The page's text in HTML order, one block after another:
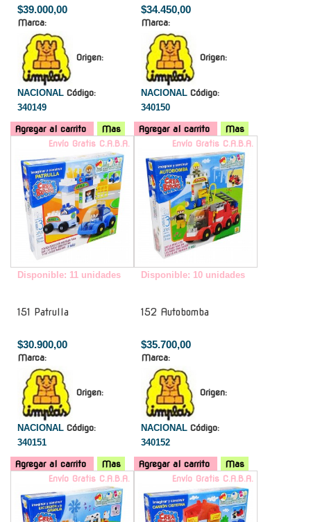
$39.000,00
Marca:
Origen:
NACIONAL Código:
340149
Agregar al carrito Mas
$34.450,00
Marca:
Origen:
NACIONAL Código:
340150
Agregar al carrito
Mas
Envío Gratis C.A.B.A.
Disponible: 11 unidades
151 Patrulla
$30.900,00
Marca:
Origen:
NACIONAL Código:
340151
Agregar al carrito Mas
Envío Gratis C.A.B.A.
Disponible: 10 unidades
152 Autobomba
$35.700,00
Marca:
Origen:
NACIONAL Código:
340152
Agregar al carrito
Mas
Envío Gratis C.A.B.A.
Envío Gratis C.A.B.A.